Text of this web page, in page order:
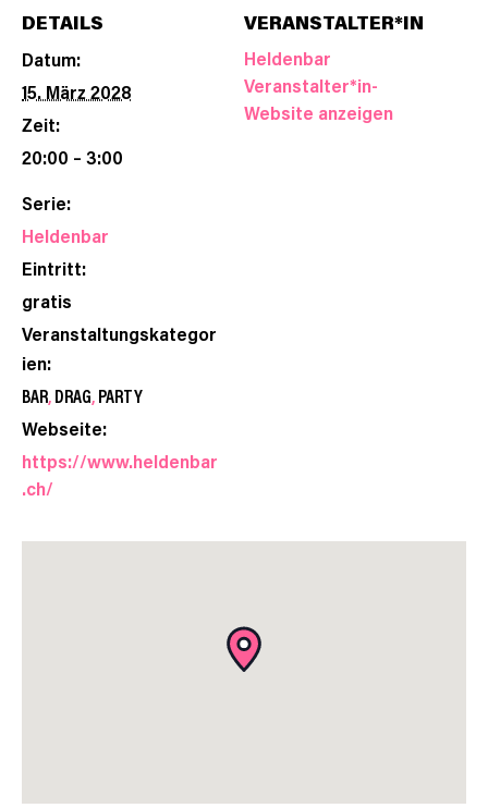
DETAILS
Datum:
15. März 2028
Zeit:
20:00 – 3:00
Serie:
Heldenbar
Eintritt:
gratis
Veranstaltungskategor
ien:
BAR,DRAG,PARTY
Webseite:
https://www.heldenbar
.ch/
VERANSTALTER*IN
Heldenbar
Veranstalter*in-
Website anzeigen